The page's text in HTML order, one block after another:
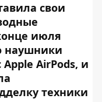
свои
июля
наушники
AirPods, и
техники